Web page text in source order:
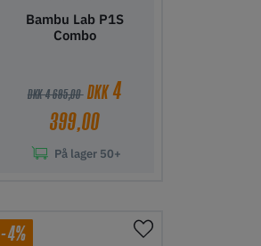
Bambu Lab P1S
Combo
DKK 4 695,00 DKK4
399,00
På lager50+
-4%